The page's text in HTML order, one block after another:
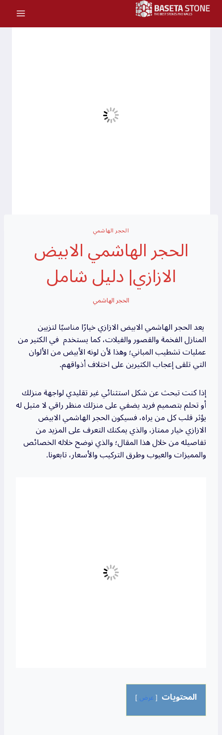
الحجر الهاشمي
الحجر الهاشمي الابيض
الازازي| دليل شامل
الحجر الهاشمي
يعد الحجر الهاشمي الابيض الازازي خيارًا مناسبًا لتزيين
المنازل الفخمة والقصور والفيلات، كما يستخدم في الكثير من
عمليات تشطيب المباني؛ وهذا لأن لونه الأبيض من الألوان
التي تلقى إعجاب الكثيرين على اختلاف أذواقهم.
إذا كنت تبحث عن شكل استثنائي غير تقليدي لواجهة منزلك
أو تحلم بتصميم فريد يضفي على منزلك منظر راقي لا مثيل له
يؤثر قلب كل من يراه، فسيكون الحجر الهاشمي الابيض
الازازي خيار ممتاز، والذي يمكنك التعرف على المزيد من
تفاصيله من خلال هذا المقال؛ والذي نوضح خلاله الخصائص
والمميزات والعيوب وطرق التركيب والأسعار، تابعونا.
المحتويات عرض